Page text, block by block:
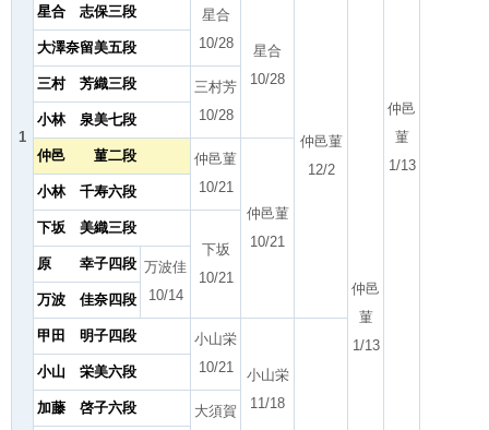
1
仲邑
菫
1/13
星合 志保三段
星合
10/28
星合
10/28
仲邑菫
12/2
仲邑
菫
1/13
大澤奈留美五段
三村 芳織三段
三村芳
10/28
小林 泉美七段
仲邑 菫二段
仲邑菫
10/21
仲邑菫
10/21
小林 千寿六段
下坂 美織三段
下坂
10/21
原 幸子四段 万波佳
10/14
万波 佳奈四段
甲田 明子四段
小山栄
10/21
小山栄
11/18
小山 栄美六段
加藤 啓子六段
大須賀